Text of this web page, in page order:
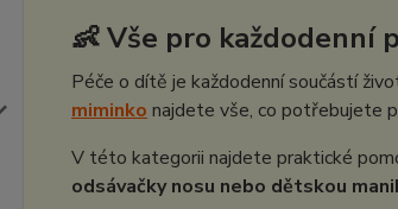
👶 Vše pro každodenní
Péče o dítě je každodenní součástí
miminko najdete vše, co potřebujete
V této kategorii najdete praktické
odsávačky nosu nebo dětskou